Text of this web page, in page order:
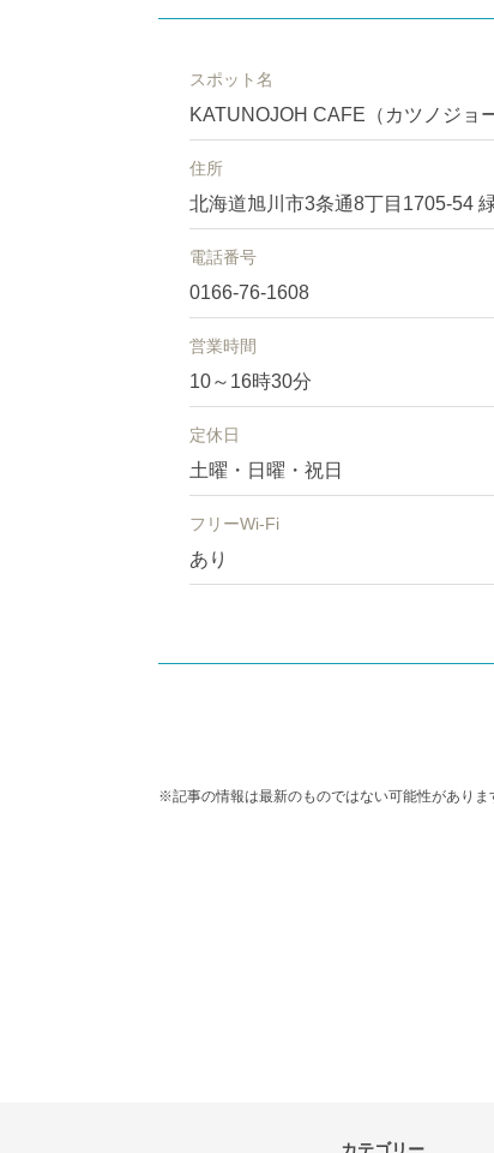
スポット名
KATUNOJOH CAFE（カツノジョ
住所
北海道旭川市3条通8丁目1705-54
電話番号
0166-76-1608
営業時間
10～16時30分
定休日
土曜・日曜・祝日
フリーWi-Fi
あり
※記事の情報は最新のものではない可能性がありま